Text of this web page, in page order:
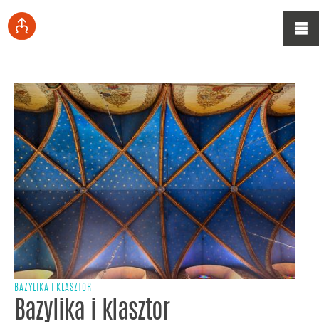
BAZYLIKA I KLASZTOR
Bazylika i klasztor